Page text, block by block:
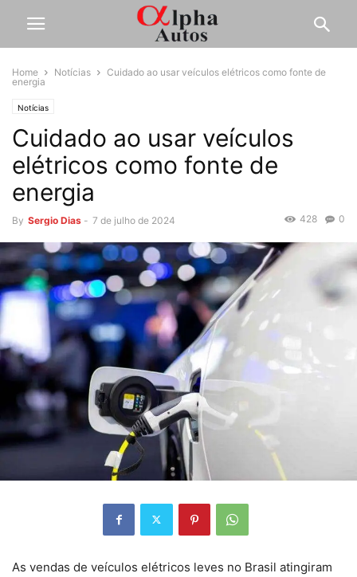
Home Notícias
Cuidado ao usar veículos elétricos como fonte de
energia
Notícias
Cuidado ao usar veículos
elétricos como fonte de
energia
By Sergio Dias - 7 de julho de 2024 0
428
As vendas de veículos elétricos leves no Brasil atingiram